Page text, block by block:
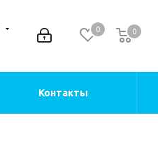
0 0
Контакты